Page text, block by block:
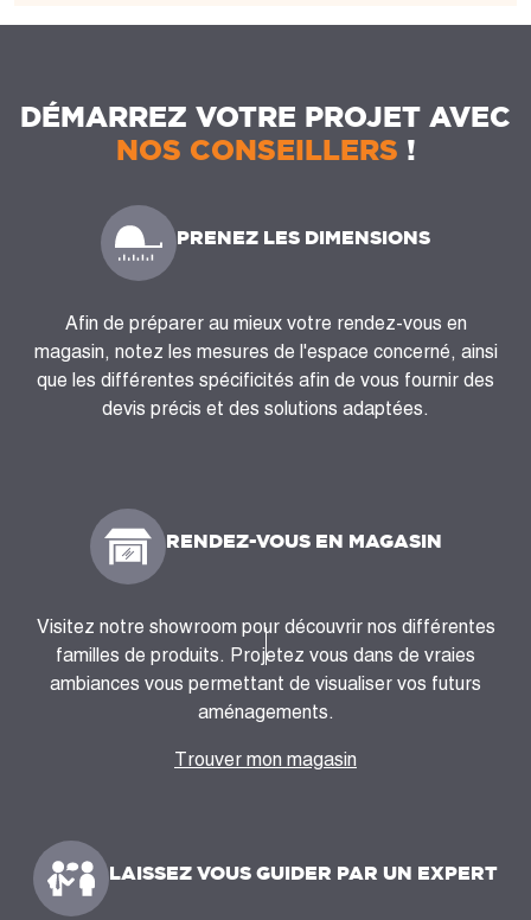
DÉMARREZ VOTRE PROJET AVEC
NOS CONSEILLERS !
PRENEZ LES DIMENSIONS
Afin de préparer au mieux votre rendez-vous en
magasin, notez les mesures de l'espace concerné, ainsi
que les différentes spécificités afin de vous fournir des
devis précis et des solutions adaptées.
RENDEZ-VOUS EN MAGASIN
Visitez notre showroom pour découvrir nos différentes
familles de produits. Projetez vous dans de vraies
ambiances vous permettant de visualiser vos futurs
aménagements.
Trouver mon magasin
LAISSEZ VOUS GUIDER PAR UN EXPERT